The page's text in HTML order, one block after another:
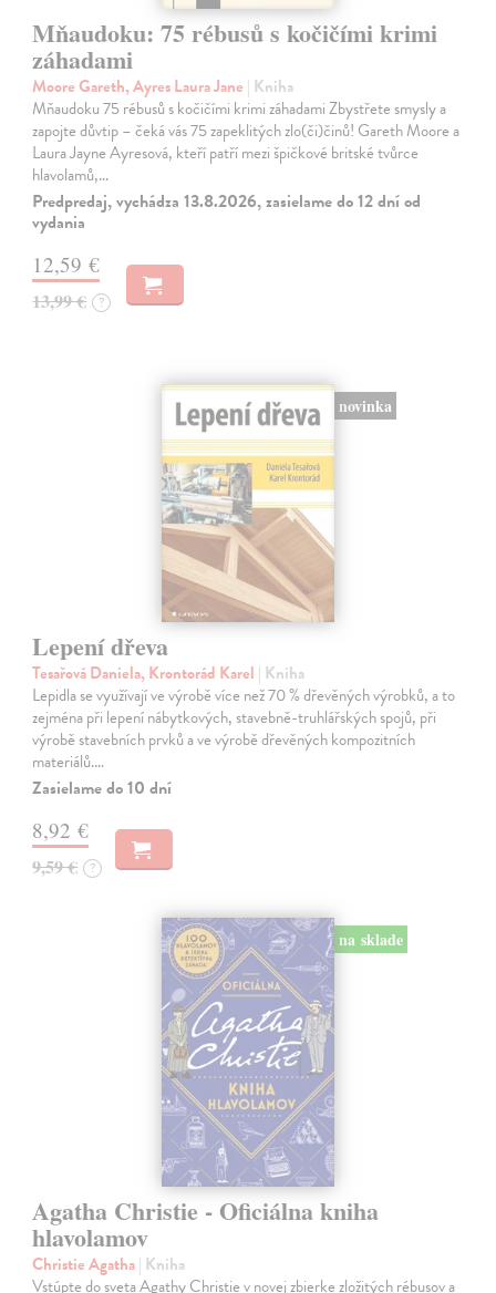
Mňaudoku: 75 rébusů s kočičími krimi
záhadami
Moore Gareth, Ayres Laura Jane | Kniha
Mňaudoku 75 rébusů s kočičími krimi záhadami Zbystřete smysly a
zapojte důvtip – čeká vás 75 zapeklitých zlo(či)činů! Gareth Moore a
Laura Jayne Ayresová, kteří patří mezi špičkové britské tvůrce
hlavolamů,…
Predpredaj, vychádza 13.8.2026, zasielame do 12 dní od
vydania
12,59 €
13,99 € ?
novinka
Lepení dřeva
Tesařová Daniela, Krontorád Karel | Kniha
Lepidla se využívají ve výrobě více než 70 % dřevěných výrobků, a to
zejména při lepení nábytkových, stavebně-truhlářských spojů, při
výrobě stavebních prvků a ve výrobě dřevěných kompozitních
materiálů.…
Zasielame do 10 dní
8,92 €
9,59 € ?
na sklade
Agatha Christie - Oficiálna kniha
hlavolamov
Christie Agatha| Kniha
Vstúpte do sveta Agathy Christie v novej zbierke zložitých rébusov a